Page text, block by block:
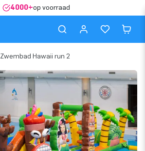
4000+op voorraad
Zwembad Hawaii run 2